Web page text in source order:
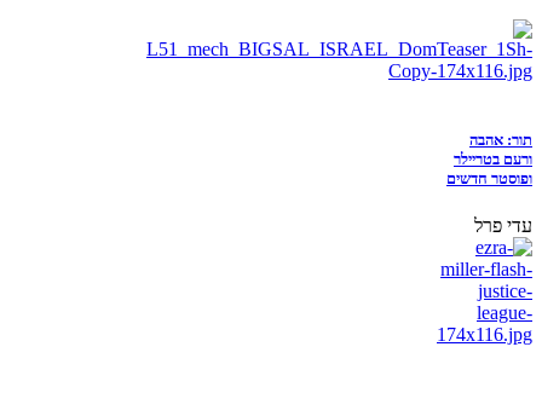
תור: אהבה
ורעם בטריילר
ופוסטר חדשים
עדי פרל